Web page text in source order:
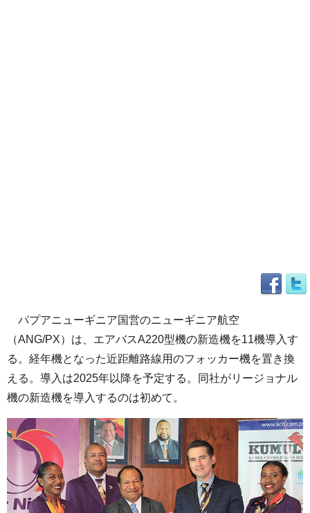
パプアニューギニア国営のニューギニア航空
（ANG/PX）は、エアバスA220型機の新造機を11機導入す
る。経年機となった近距離路線用のフォッカー機を置き換
える。導入は2025年以降を予定する。同社がリージョナル
機の新造機を導入するのは初めて。